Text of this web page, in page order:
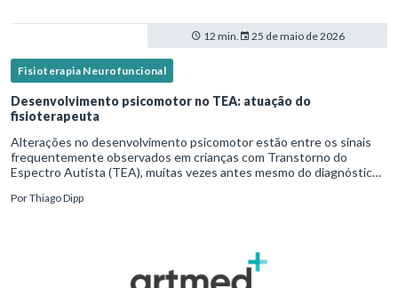
12 min. 25 de maio de 2026
Fisioterapia Neurofuncional
Desenvolvimento psicomotor no TEA: atuação do
fisioterapeuta
Alterações no desenvolvimento psicomotor estão entre os sinais
frequentemente observados em crianças com Transtorno do
Espectro Autista (TEA), muitas vezes antes mesmo do diagnóstico
PorThiago Dipp